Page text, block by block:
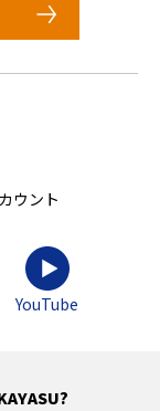
ウント
YouTube